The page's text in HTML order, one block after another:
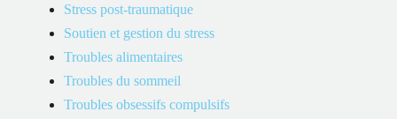
Stress post-traumatique
Soutien et gestion du stress
Troubles alimentaires
Troubles du sommeil
Troubles obsessifs compulsifs